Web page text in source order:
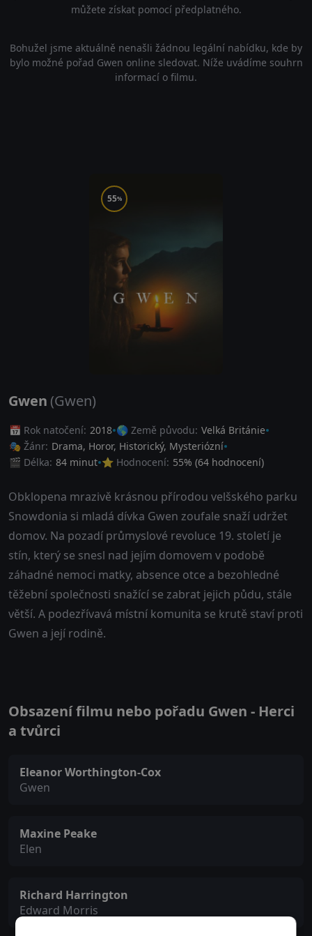
můžete získat pomocí předplatného.
Bohužel jsme aktuálně nenašli žádnou legální nabídku, kde by
bylo možné pořad Gwen online sledovat. Níže uvádíme souhrn
informací o filmu.
55%
Gwen (Gwen)
📅 Rok natočení: 2018 🌎 Země původu: Velká Británie
🎭 Žánr: Drama, Horor, Historický, Mysteriózní
🎬 Délka: 84 minut ⭐ Hodnocení: 55% (64 hodnocení)
Obklopena mrazivě krásnou přírodou velšského parku
Snowdonia si mladá dívka Gwen zoufale snaží udržet
domov. Na pozadí průmyslové revoluce 19. století je
stín, který se snesl nad jejím domovem v podobě
záhadné nemoci matky, absence otce a bezohledné
těžební společnosti snažící se zabrat jejich půdu, stále
větší. A podezřívavá místní komunita se krutě staví proti
Gwen a její rodině.
Obsazení filmu nebo pořadu Gwen - Herci
a tvůrci
Eleanor Worthington-Cox
Gwen
Maxine Peake
Elen
Richard Harrington
Edward Morris